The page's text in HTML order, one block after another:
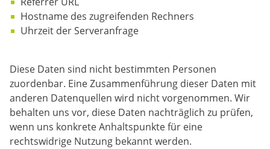
Hostname des zugreifenden Rechners
Uhrzeit der Serveranfrage
Diese Daten sind nicht bestimmten Personen
zuordenbar. Eine Zusammenführung dieser Daten mit
anderen Datenquellen wird nicht vorgenommen. Wir
behalten uns vor, diese Daten nachträglich zu prüfen,
wenn uns konkrete Anhaltspunkte für eine
rechtswidrige Nutzung bekannt werden.